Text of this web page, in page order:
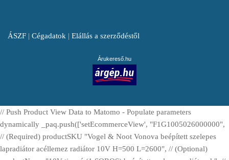
ÁSZF | Cégadatok | Elállás a szerződéstől
Árukereső.hu
// Push Product View Data to Matomo - Populate parameters
dynamically _paq.push(['setEcommerceView', "F1G1005026000000",
// (Required) productSKU "Vogel & Noot Vonova beépített szelepes
lapradiátor acéllemez radiátor 10V H=500 L=2600", // (Optional)